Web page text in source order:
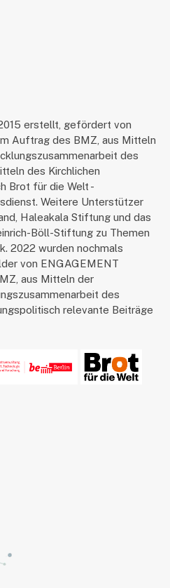
erstellt, gefördert von
Auftrag des BMZ, aus Mitteln
des
des Kirchlichen
Brot für die Welt -
Weitere Unterstützer
Haleakala Stiftung und das
Böll-Stiftung zu Themen
2022 wurden nochmals
von ENGAGEMENT
aus Mitteln der
des
relevante Beiträge